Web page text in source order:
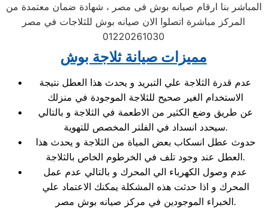
المباشر بنا ارقام صيانه بوش فى مصر ، شهادة ضمان معتمدة من
المركز مباشرة اتصلوا الان صيانه بوش للثلاجات في مصر
01220261030
مميزات صيانة ثلاجة بوش
عدم قدرة الثلاجة علي التبريد و يحدث هذا العطل نتيجة
الاستخدام الغير صحيح للثلاجة الموجودة في منزلك
عن طريق وضع الكثير من الاطعمة في الثلاجة و بالتالي
سيحدد انسداد في الفلتر المخصص للتهوية.
حدوث عطل انسكاب بعض المياة من الثلاجة و يحدث هذا
العطل عند وجود تلف في الخرطوم الخاص بالثلاجة.
عدم وصول الكهرباء الي المحرك و بالتالي عدم عمل
المحرك و اذا حدثت هذه المشكلة يمكنك الاعتماد علي
الخبراء الموجودين في مركز صيانه بوش مصر.